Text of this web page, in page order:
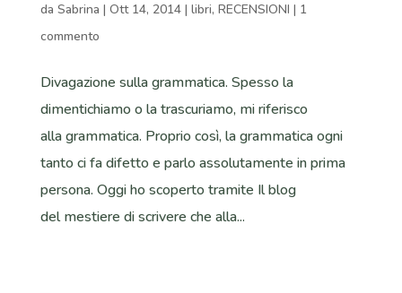
da Sabrina | Ott 14, 2014| libri, RECENSIONI | 1
commento
Divagazione sulla grammatica. Spesso la
dimentichiamo o la trascuriamo, mi riferisco
alla grammatica. Proprio così, la grammatica ogni
tanto ci fa difetto e parlo assolutamente in prima
persona. Oggi ho scoperto tramite Il blog
del mestiere di scrivere che alla...